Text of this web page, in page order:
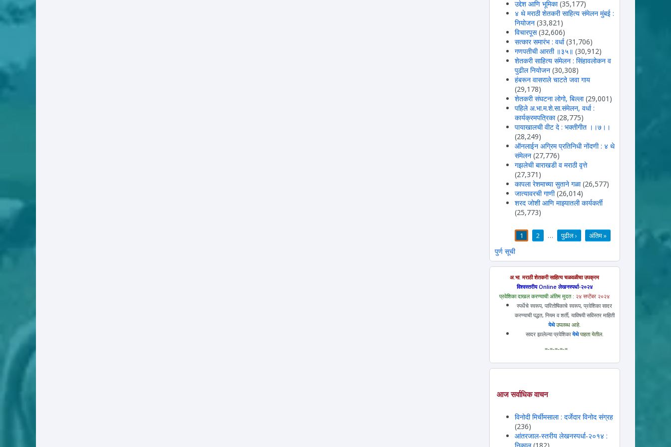
उद्देश आणि भूमिका (35,177)
४ थे मराठी शेतकरी साहित्य संमेलन मुंबई :
नियोजन (33,821)
विचारपूस (32,606)
सत्कार समारंभ : वर्धा (31,706)
गणपतीची आरती ॥३५॥ (30,912)
शेतकरी साहित्य संमेलन : सिंहावलोकन व
पुढील नियोजन (30,308)
हंबरून वासराले चाटते जवा गाय
(29,178)
शेतकरी संघटना लोगो, बिल्ला (29,001)
पहिले अ.भा.म.शे.सा.संमेलन, वर्धा :
कार्यक्रमपत्रिका (28,775)
पायाखालची वीट दे : भक्तीगीत ।।७।।
(28,249)
ऑनलाईन अग्रिम प्रतिनिधी नोंदणी : ४ थे
संमेलन (27,776)
गझलेची बाराखडी व मराठी वृत्ते
(27,371)
कापला रेशमाच्या सुताने गळा (26,577)
जात्यावरची गाणी (26,014)
शरद जोशी आणि माझ्यातली कार्यकर्ती
(25,773)
1 2 … पुढील › अंतिम »
पुर्ण सूची
अ.भा. मराठी शेतकरी साहित्य चळवळीचा उपक्रम
विश्वस्तरीय Online लेखनस्पर्धा-२०२४
प्रवेशिका दाखल करण्याची अंतिम मुदत : २४ सप्टेंबर २०२४
स्पर्धेचे स्वरूप, पारितोषिकाचे स्वरूप, प्रवेशिका सादर
करण्याची पद्धत, नियम व शर्ती, याविषयी सविस्तर माहिती
येथेउपलब्ध आहे.
सादर झालेल्या प्रवेशिकायेथेपाहता येतील.
=-=-=-=-=
आज सर्वाधिक वाचन
विनोदी मिर्चीमसाला : दर्जेदार विनोद संग्रह
(236)
आंतरजाल-स्तरीय लेखनस्पर्धा-२०१४ :